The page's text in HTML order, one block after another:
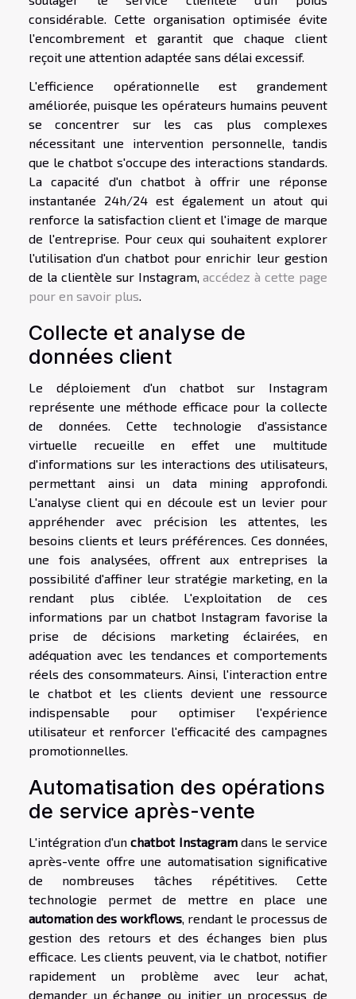
considérable. Cette organisation optimisée évite
l'encombrement et garantit que chaque client
reçoit une attention adaptée sans délai excessif.
L'efficience opérationnelle est grandement
améliorée, puisque les opérateurs humains peuvent
se concentrer sur les cas plus complexes
nécessitant une intervention personnelle, tandis
que le chatbot s'occupe des interactions standards.
La capacité d'un chatbot à offrir une réponse
instantanée 24h/24 est également un atout qui
renforce la satisfaction client et l'image de marque
de l'entreprise. Pour ceux qui souhaitent explorer
l'utilisation d'un chatbot pour enrichir leur gestion
de la clientèle sur Instagram,accédez à cette page
pour en savoir plus.
Collecte et analyse de
données client
Le déploiement d'un chatbot sur Instagram
représente une méthode efficace pour la collecte
de données. Cette technologie d'assistance
virtuelle recueille en effet une multitude
d'informations sur les interactions des utilisateurs,
permettant ainsi un data mining approfondi.
L'analyse client qui en découle est un levier pour
appréhender avec précision les attentes, les
besoins clients et leurs préférences. Ces données,
une fois analysées, offrent aux entreprises la
possibilité d'affiner leur stratégie marketing, en la
rendant plus ciblée. L'exploitation de ces
informations par un chatbot Instagram favorise la
prise de décisions marketing éclairées, en
adéquation avec les tendances et comportements
réels des consommateurs. Ainsi, l'interaction entre
le chatbot et les clients devient une ressource
indispensable pour optimiser l'expérience
utilisateur et renforcer l'efficacité des campagnes
promotionnelles.
Automatisation des opérations
de service après-vente
L'intégration d'unchatbot Instagramdans le service
après-vente offre une automatisation significative
de nombreuses tâches répétitives. Cette
technologie permet de mettre en place une
automation des workflows, rendant le processus de
gestion des retours et des échanges bien plus
efficace. Les clients peuvent, via le chatbot, notifier
rapidement un problème avec leur achat,
demander un échange ou initier un processus de